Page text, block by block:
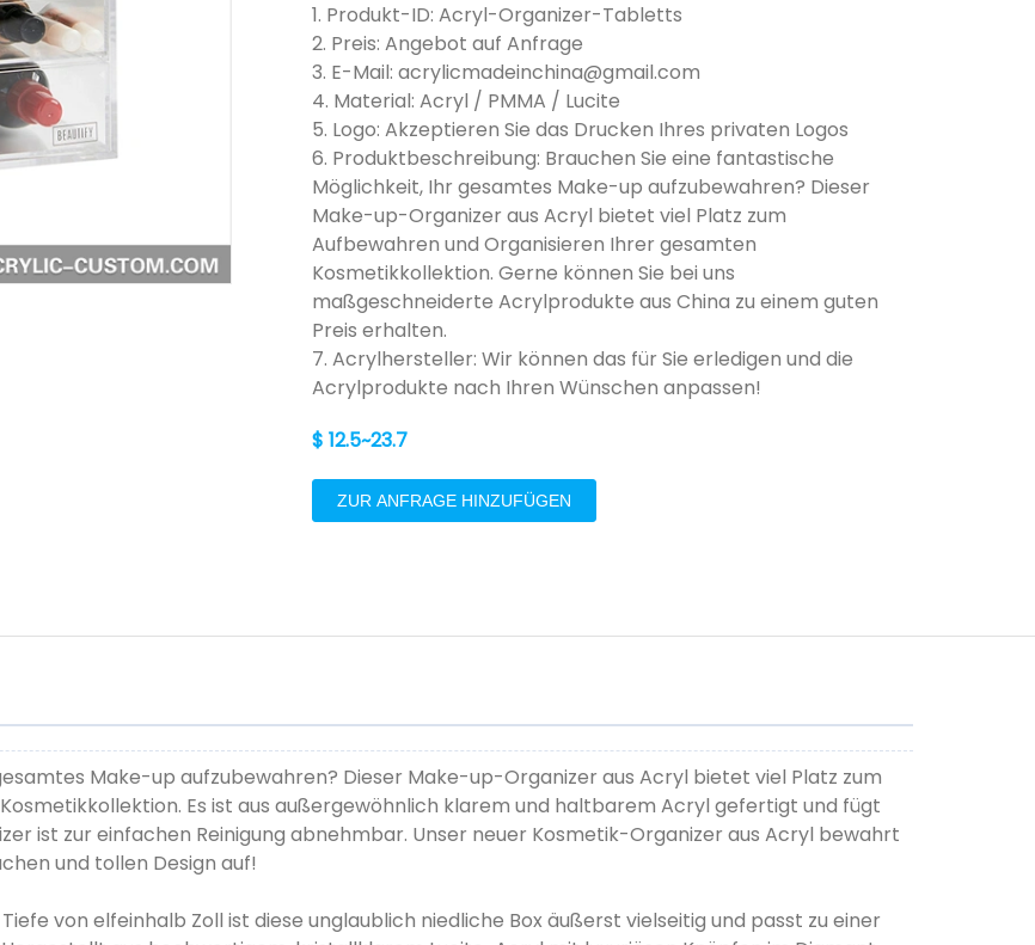
1. Produkt-ID: Acryl-Organizer-Tabletts
2. Preis: Angebot auf Anfrage
3. E-Mail: acrylicmadeinchina@gmail.com
4. Material: Acryl / PMMA / Lucite
5. Logo: Akzeptieren Sie das Drucken Ihres privaten Logos
6. Produktbeschreibung: Brauchen Sie eine fantastische
Möglichkeit, Ihr gesamtes Make-up aufzubewahren? Dieser
Make-up-Organizer aus Acryl bietet viel Platz zum
Aufbewahren und Organisieren Ihrer gesamten
Kosmetikkollektion. Gerne können Sie bei uns
maßgeschneiderte Acrylprodukte aus China zu einem guten
Preis erhalten.
7. Acrylhersteller: Wir können das für Sie erledigen und die
Acrylprodukte nach Ihren Wünschen anpassen!
$ 12.5~23.7
ZUR ANFRAGE HINZUFÜGEN
Make-up aufzubewahren? Dieser Make-up-Organizer aus Acryl bietet viel Platz zum
Es ist aus außergewöhnlich klarem und haltbarem Acryl gefertigt und fügt
ist zur einfachen Reinigung abnehmbar. Unser neuer Kosmetik-Organizer aus Acryl bewahrt
und tollen Design auf!
von elfeinhalb Zoll ist diese unglaublich niedliche Box äußerst vielseitig und passt zu einer